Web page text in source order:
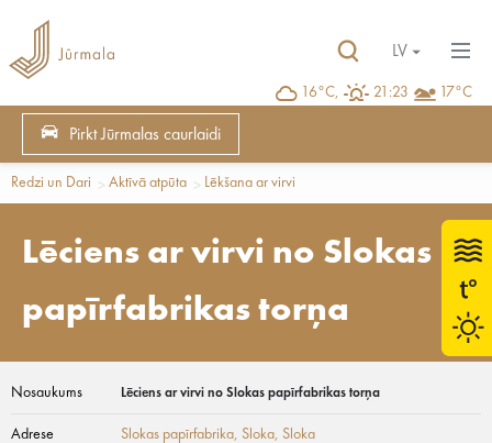
16°C, 21:23 17°C
LV
Pirkt Jūrmalas caurlaidi
Redzi un Dari Aktīvā atpūta Lēkšana ar virvi
Lēciens ar virvi no Slokas
papīrfabrikas torņa
Nosaukums Lēciens ar virvi no Slokas papīrfabrikas torņa
Adrese Slokas papīrfabrika, Sloka, Sloka